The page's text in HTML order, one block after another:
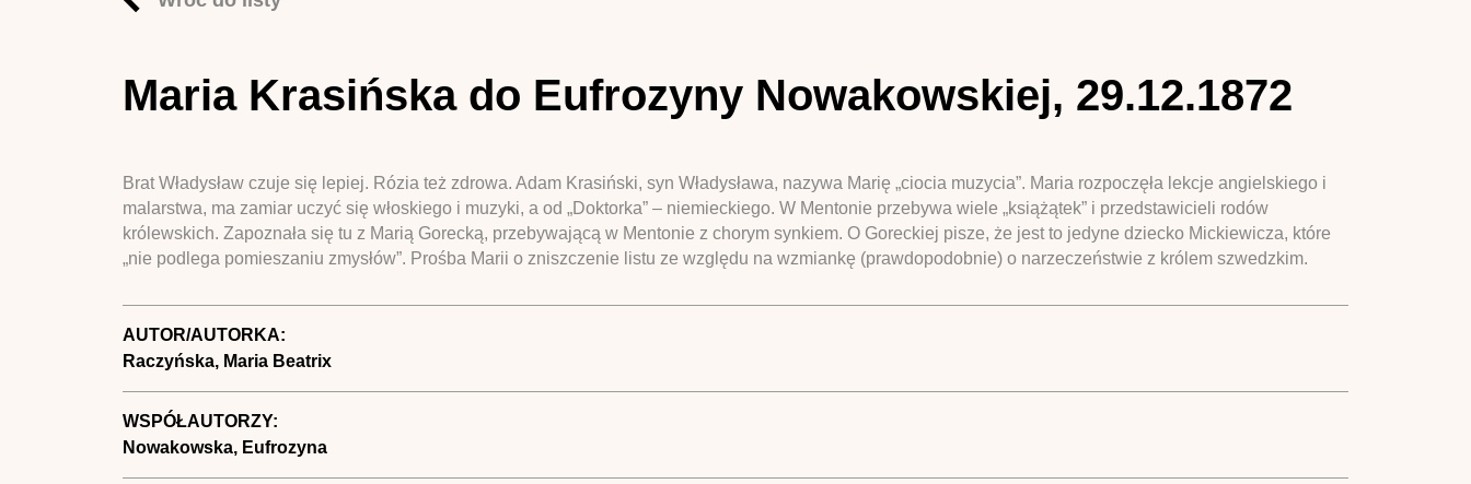
Maria Krasińska do Eufrozyny Nowakowskiej, 29.12.1872
Brat Władysław czuje się lepiej. Rózia też zdrowa. Adam Krasiński, syn Władysława, nazywa Marię „ciocia muzycia”. Maria rozpoczęła lekcje angielskiego i
malarstwa, ma zamiar uczyć się włoskiego i muzyki, a od „Doktorka” – niemieckiego. W Mentonie przebywa wiele „książątek” i przedstawicieli rodów
królewskich. Zapoznała się tu z Marią Gorecką, przebywającą w Mentonie z chorym synkiem. O Goreckiej pisze, że jest to jedyne dziecko Mickiewicza, które
„nie podlega pomieszaniu zmysłów”. Prośba Marii o zniszczenie listu ze względu na wzmiankę (prawdopodobnie) o narzeczeństwie z królem szwedzkim.
AUTOR/AUTORKA:
Raczyńska, Maria Beatrix
WSPÓŁAUTORZY:
Nowakowska, Eufrozyna